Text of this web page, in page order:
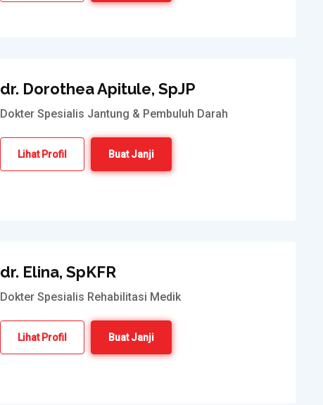
dr. Dorothea Apitule, SpJP
Dokter Spesialis Jantung & Pembuluh Darah
Lihat Profil Buat Janji
dr. Elina, SpKFR
Dokter Spesialis Rehabilitasi Medik
Lihat Profil Buat Janji